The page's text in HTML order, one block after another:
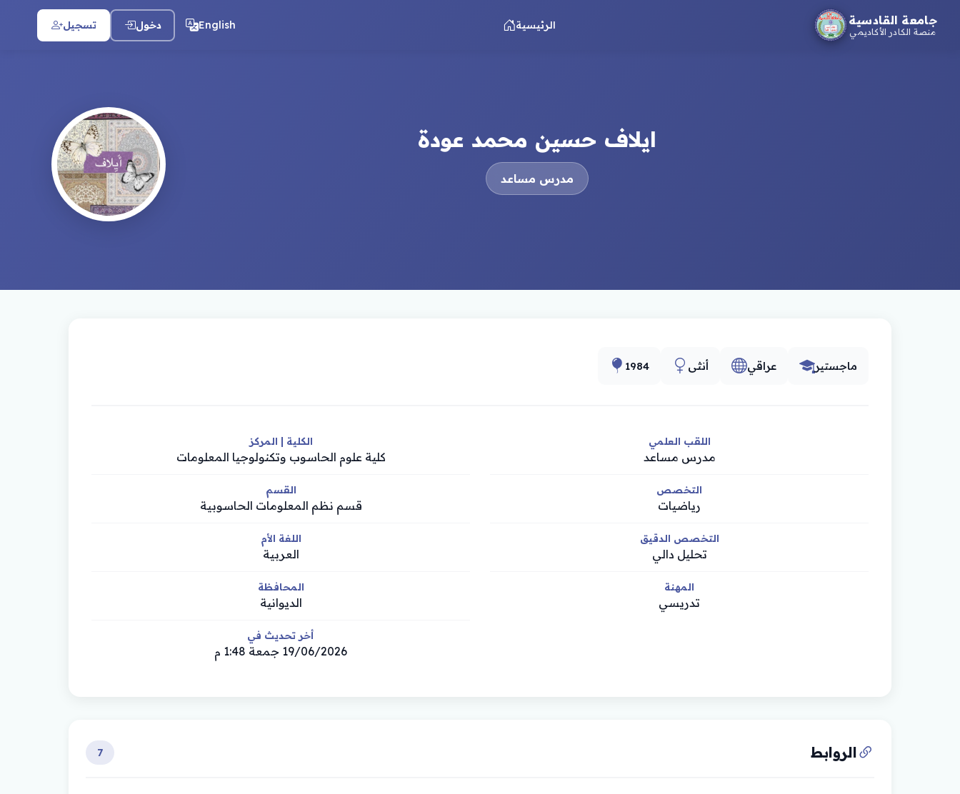
جامعة القادسية
منصة الكادر الأكاديمي
الرئيسية English دخول تسجيل
ايلاف حسين محمد عودة
مدرس مساعد
1984 أنثى عراقي ماجستير
اللقب العلمي
مدرس مساعد
التخصص
رياضيات
التخصص الدقيق
تحليل دالي
المهنة
تدريسي
الكلية | المركز
كلية علوم الحاسوب وتكنولوجيا المعلومات
القسم
قسم نظم المعلومات الحاسوبية
اللغة الأم
العربية
المحافظة
الديوانية
أخر تحديث في
19/06/2026 جمعة 1:48 م
الروابط 7